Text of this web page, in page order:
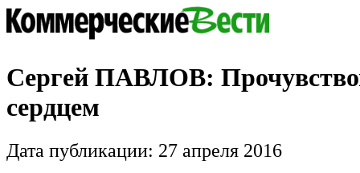
Сергей ПАВЛОВ:
сердцем
Дата публикации: 27 апреля 2016